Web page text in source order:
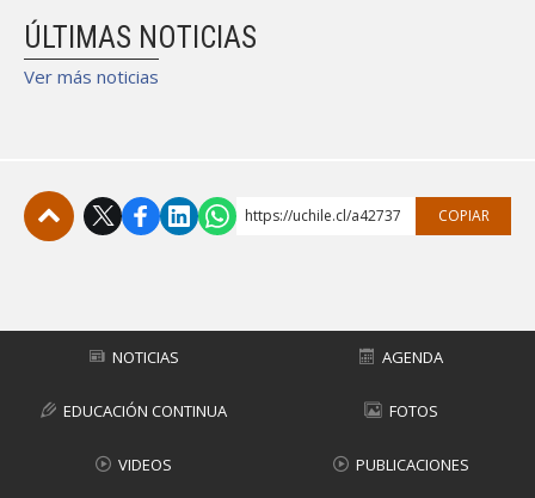
ÚLTIMAS NOTICIAS
Ver más noticias
https://uchile.cl/a42737 COPIAR
NOTICIAS AGENDA
EDUCACIÓN CONTINUA FOTOS
VIDEOS PUBLICACIONES